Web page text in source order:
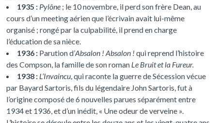
1935 : Pylône ; le 10 novembre, il perd son frère Dean, au
cours d’un meeting aérien que l’écrivain avait lui-même
organisé ; rongé par la culpabilité, il prend en charge
l’éducation de sa nièce.
1936 : Parution d’Absalon ! Absalon ! qui reprend l’histoire
des Compson, la famille de son roman Le Bruit et la Fureur.
1938 : L’Invaincu, qui raconte la guerre de Sécession vécue
par Bayard Sartoris, fils du légendaire John Sartoris, fut à
l’origine composé de 6 nouvelles parues séparément entre
1934 et 1936, et d’un inédit, « Une odeur de verveine ».